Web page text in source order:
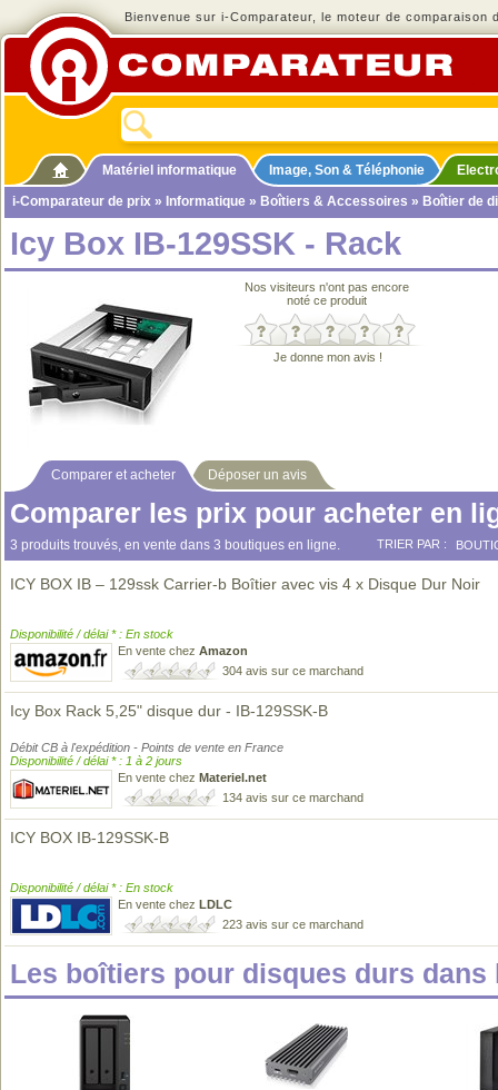
Bienvenue sur i-Comparateur, le moteur de comparaison
Matériel informatique Image, Son & Téléphonie
i-Comparateur de prix » Informatique » Boîtiers & Accessoires » Boîtier de
Icy Box IB-129SSK - Rack
Nos visiteurs n'ont pas encore
noté ce produit
Je donne mon avis !
Comparer et acheter Déposer un avis
Comparer les prix pour acheter en
3 produits trouvés, en vente dans 3 boutiques en ligne. TRIER PAR :
ICY BOX IB – 129ssk Carrier-b Boîtier avec vis 4 x Disque Dur Noir
Disponibilité / délai * : En stock
En vente chez Amazon
304 avis sur ce marchand
Icy Box Rack 5,25" disque dur - IB-129SSK-B
Débit CB à l'expédition - Points de vente en France
Disponibilité / délai * : 1 à 2 jours
En vente chez Materiel.net
134 avis sur ce marchand
ICY BOX IB-129SSK-B
Disponibilité / délai * : En stock
En vente chez LDLC
223 avis sur ce marchand
Les boîtiers pour disques durs dans